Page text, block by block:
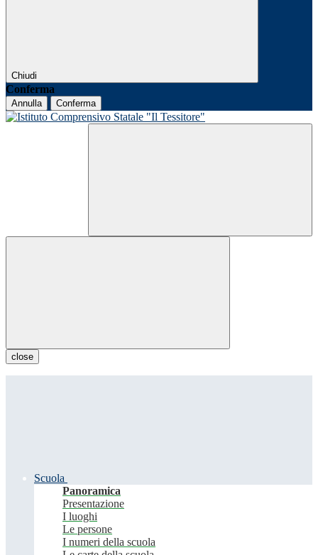
Chiudi
Conferma
Annulla Conferma
close
Scuola
Panoramica
Presentazione
I luoghi
Le persone
I numeri della scuola